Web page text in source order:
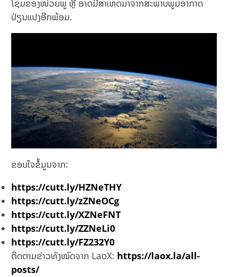
ໂຊມຂອງໜ່ວຍພູ ຫຼື ອາດມີສາເຫດມາຈາກສະພາບພູມອາກາດ
ປ່ຽນແປງອີກພ້ອມ.
ຂອບໃຈຂໍ້ມູນຈາກ:
https://cutt.ly/HZNeTHY
https://cutt.ly/zZNeOCg
https://cutt.ly/XZNeFNT
https://cutt.ly/ZZNeLi0
https://cutt.ly/FZ232Y0
ຕິດຕາມຂ່າວທັງໝົດຈາກ LaoX: https://laox.la/all-
posts/